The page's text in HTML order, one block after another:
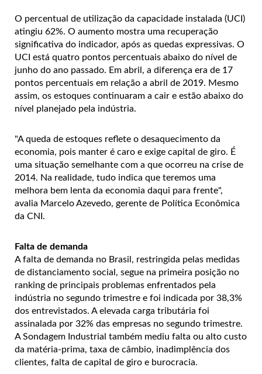
O percentual de utilização da capacidade instalada (UCI)
atingiu 62%. O aumento mostra uma recuperação
significativa do indicador, após as quedas expressivas. O
UCI está quatro pontos percentuais abaixo do nível de
junho do ano passado. Em abril, a diferença era de 17
pontos percentuais em relação a abril de 2019. Mesmo
assim, os estoques continuaram a cair e estão abaixo do
nível planejado pela indústria.
"A queda de estoques reflete o desaquecimento da
economia, pois manter é caro e exige capital de giro. É
uma situação semelhante com a que ocorreu na crise de
2014. Na realidade, tudo indica que teremos uma
melhora bem lenta da economia daqui para frente",
avalia Marcelo Azevedo, gerente de Política Econômica
da CNI.
Falta de demanda
A falta de demanda no Brasil, restringida pelas medidas
de distanciamento social, segue na primeira posição no
ranking de principais problemas enfrentados pela
indústria no segundo trimestre e foi indicada por 38,3%
dos entrevistados. A elevada carga tributária foi
assinalada por 32% das empresas no segundo trimestre.
A Sondagem Industrial também mediu falta ou alto custo
da matéria-prima, taxa de câmbio, inadimplência dos
clientes, falta de capital de giro e burocracia.